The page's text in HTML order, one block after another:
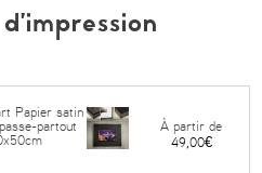
Papier satin
partout
À partir de
49,00€